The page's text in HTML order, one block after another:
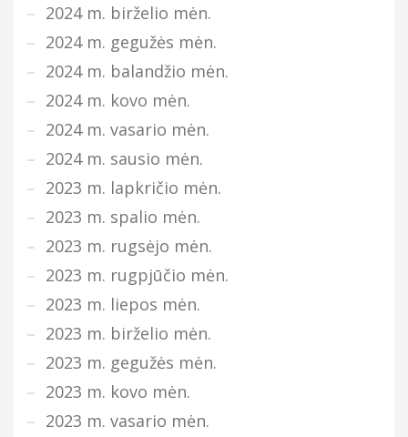
2024 m. birželio mėn.
2024 m. gegužės mėn.
2024 m. balandžio mėn.
2024 m. kovo mėn.
2024 m. vasario mėn.
2024 m. sausio mėn.
2023 m. lapkričio mėn.
2023 m. spalio mėn.
2023 m. rugsėjo mėn.
2023 m. rugpjūčio mėn.
2023 m. liepos mėn.
2023 m. birželio mėn.
2023 m. gegužės mėn.
2023 m. kovo mėn.
2023 m. vasario mėn.